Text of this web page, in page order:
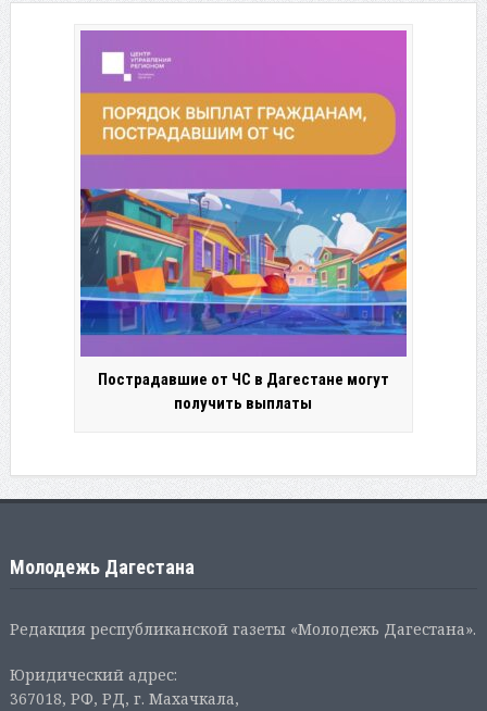
Пострадавшие от ЧС в Дагестане могут
получить выплаты
Молодежь Дагестана
Редакция республиканской газеты «Молодежь Дагестана».
Юридический адрес:
367018, РФ, РД, г. Махачкала,